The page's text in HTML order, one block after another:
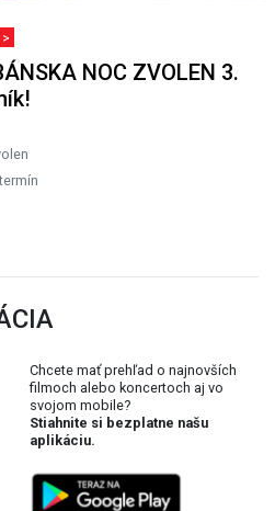
NOC ZVOLEN 3.
Chcete mať prehľad o najnovších
filmoch alebo koncertoch aj vo
svojom mobile?
Stiahnite si bezplatne našu
aplikáciu.